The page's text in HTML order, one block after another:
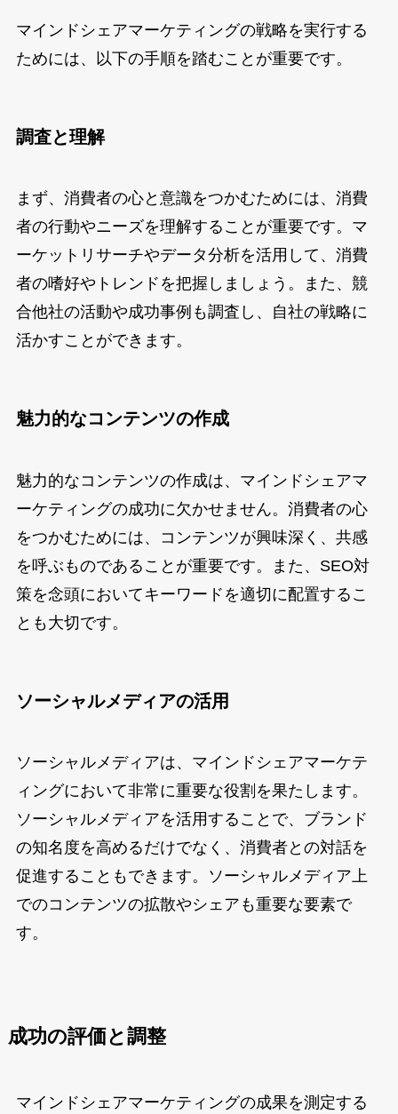
マインドシェアマーケティングの戦略を実行する
ためには、以下の手順を踏むことが重要です。
調査と理解
まず、消費者の心と意識をつかむためには、消費
者の行動やニーズを理解することが重要です。マ
ーケットリサーチやデータ分析を活用して、消費
者の嗜好やトレンドを把握しましょう。また、競
合他社の活動や成功事例も調査し、自社の戦略に
活かすことができます。
魅力的なコンテンツの作成
魅力的なコンテンツの作成は、マインドシェアマ
ーケティングの成功に欠かせません。消費者の心
をつかむためには、コンテンツが興味深く、共感
を呼ぶものであることが重要です。また、SEO対
策を念頭においてキーワードを適切に配置するこ
とも大切です。
ソーシャルメディアの活用
ソーシャルメディアは、マインドシェアマーケテ
ィングにおいて非常に重要な役割を果たします。
ソーシャルメディアを活用することで、ブランド
の知名度を高めるだけでなく、消費者との対話を
促進することもできます。ソーシャルメディア上
でのコンテンツの拡散やシェアも重要な要素で
す。
成功の評価と調整
マインドシェアマーケティングの成果を測定する